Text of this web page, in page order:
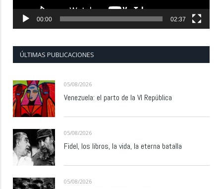
00:00 02:37
ÚLTIMAS PUBLICACIONES
05/08/2026
Venezuela: el parto de la VI República
05/08/2026
Fidel, los libros, la vida, la eterna batalla
05/08/2026